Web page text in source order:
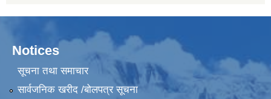
Notices
सूचना तथा समाचार
सार्वजनिक खरीद /बोलपत्र सूचना